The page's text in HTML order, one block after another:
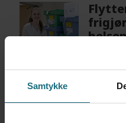
Samtykke
helt
4